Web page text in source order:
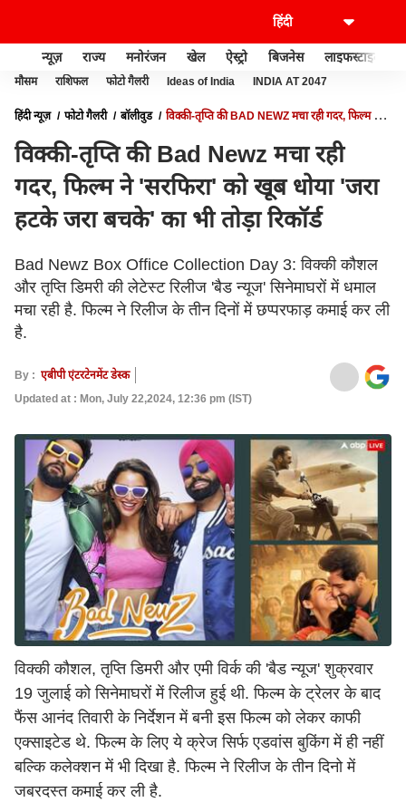
न्यूज़ राज्य मनोरंजन खेल ऐस्ट्रो बिजनेस लाइफस्टाइल
मौसम राशिफल फोटो गैलरी Ideas of India INDIA AT 2047
हिंदी न्यूज़ फोटो गैलरी बॉलीवुड
विक्की-तृप्ति की BAD NEWZ मचा रही गदर, फिल्म ने
विक्की-तृप्ति की Bad Newz मचा रही
गदर, फिल्म ने 'सरफिरा' को खूब धोया 'जरा
हटके जरा बचके' का भी तोड़ा रिकॉर्ड
Bad Newz Box Office Collection Day 3: विक्की कौशल
और तृप्ति डिमरी की लेटेस्ट रिलीज 'बैड न्यूज' सिनेमाघरों में धमाल
मचा रही है. फिल्म ने रिलीज के तीन दिनों में छप्परफाड़ कमाई कर ली
है.
By : एबीपी एंटरटेनमेंट डेस्क
Updated at : Mon, July 22,2024, 12:36 pm (IST)
विक्की कौशल, तृप्ति डिमरी और एमी विर्क की 'बैड न्यूज' शुक्रवार
19 जुलाई को सिनेमाघरों में रिलीज हुई थी. फिल्म के ट्रेलर के बाद
फैंस आनंद तिवारी के निर्देशन में बनी इस फिल्म को लेकर काफी
एक्साइटेड थे. फिल्म के लिए ये क्रेज सिर्फ एडवांस बुकिंग में ही नहीं
बल्कि कलेक्शन में भी दिखा है. फिल्म ने रिलीज के तीन दिनो में
जबरदस्त कमाई कर ली है.